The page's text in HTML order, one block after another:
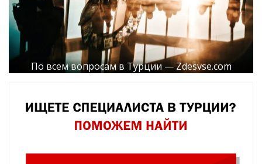
По всем вопросам в Турции — Zdesvse.com